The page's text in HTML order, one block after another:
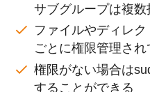
サブグループは複数
ファイルやディレ
ごとに権限管理され
権限がない場合は
することができる